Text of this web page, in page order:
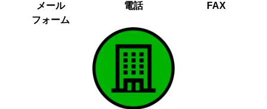
メール
フォーム
電話 FAX